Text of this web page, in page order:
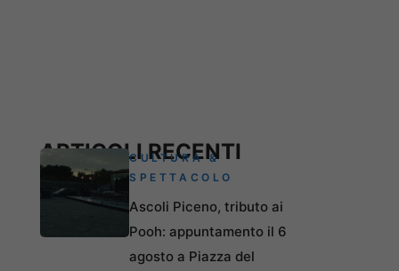
ARTICOLI RECENTI
CULTURA &
SPETTACOLO
Ascoli Piceno, tributo ai
Pooh: appuntamento il 6
agosto a Piazza del